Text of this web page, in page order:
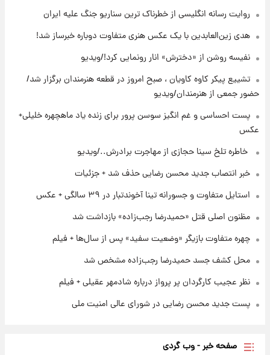
خبر انتصاب جدید محسن رضایی حذف شد +
جزئیات
۱۹ ساعت پیش
پست جدید محسن رضایی در شورای عالی امنیت
ملی
۲۳ ساعت پیش
آتش‌سوزی در لوناپارک شیراز؛ آخرین وضعیت
خواستگار ۵۰ساله شاهدخت لئونور بازداشت شد
روایت رسانه انگلیسی از خطرناک ترین سناریو جنگ علیه ایران
هدی زین‌العابدین با یک عکس هنری متفاوت دوباره خبرساز شد!
نفیسه روشن از «دخترش» انار رونمایی کرد!/ویدیو
تشییع پیکر کاوه کاویان ، صبح امروز در قطعه هنرمندان برگزار شد/
حضور جمعی از هنرمندان/ویدیو
پست احساسی و غم انگیز سوسن پرور برای زنده یاد ماهچهره خلیلی+
عکس
⁨ خاطره تلخ سینا حجازی از مهاجرت برادرش../ویدیو
خبر انتصاب جدید محسن رضایی حذف شد + جزئیات
استایل متفاوت و جسورانه تینا آخوندتبار در ۳۹ سالگی + عکس
مظنون اصلی قتل «حمیدرضا رجب‌زاده» بازداشت شد
چهره متفاوت بازیگر «وضعیت سفید» پس از سال‌ها + فیلم
محل کشف جسد حمیدرضا رجب‌زاده مشخص شد
نظر عجیب کارگردان پر پرواز درباره شادمهر عقیلی + فیلم
پست جدید محسن رضایی در شورای عالی امنیت ملی
صفحه خبر - وب گردی